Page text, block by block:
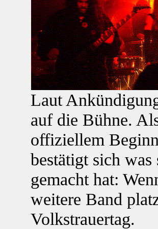
Laut
auf die Bühne.
offiziellem
bestätigt sich
gemacht hat:
weitere Band
Volkstrauertag.